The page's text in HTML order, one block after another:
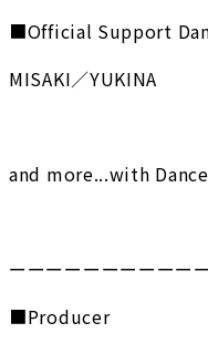
■Official Support
MISAKI／YUKINA
and more...with
ーーーーーーーーーー
■Producer